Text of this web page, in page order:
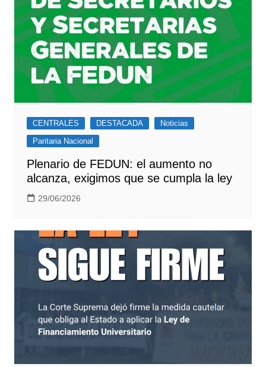
CENTRALES DESTACADA
Noticias
Paritaria Nacional
Plenario de FEDUN: el aumento no
alcanza, exigimos que se cumpla la ley
29/06/2026